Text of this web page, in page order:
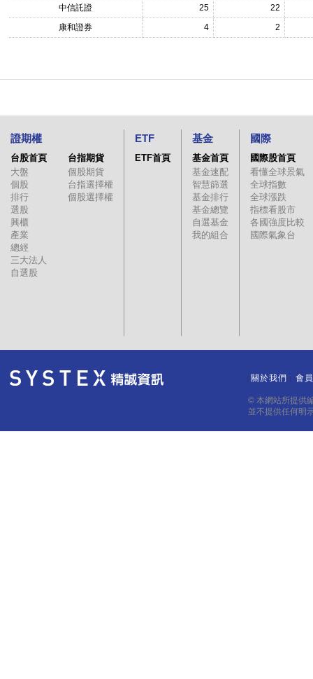
中信託證
25
22
康和證券
4 2
證期權
台股首頁
大盤
個股
排行
選股
興櫃
產業
總經
三大法人
自選股
台指期貨
個股期貨
台指選擇權
個股選擇權
ETF
ETF首頁
基金
基金首頁
基金速配
智慧篩選
基金排行
基金總覽
自選基金
我的組合
國際
國際股首頁
看懂全球景氣
全球指數
全球漲跌
指標看股市
各國強度比較
國際氣象台
關於我們 會
© 本網站所提供
並不提供任何明